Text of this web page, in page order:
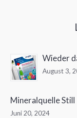
Wieder
August 3,
Mineralquelle Still
Juni 20, 2024